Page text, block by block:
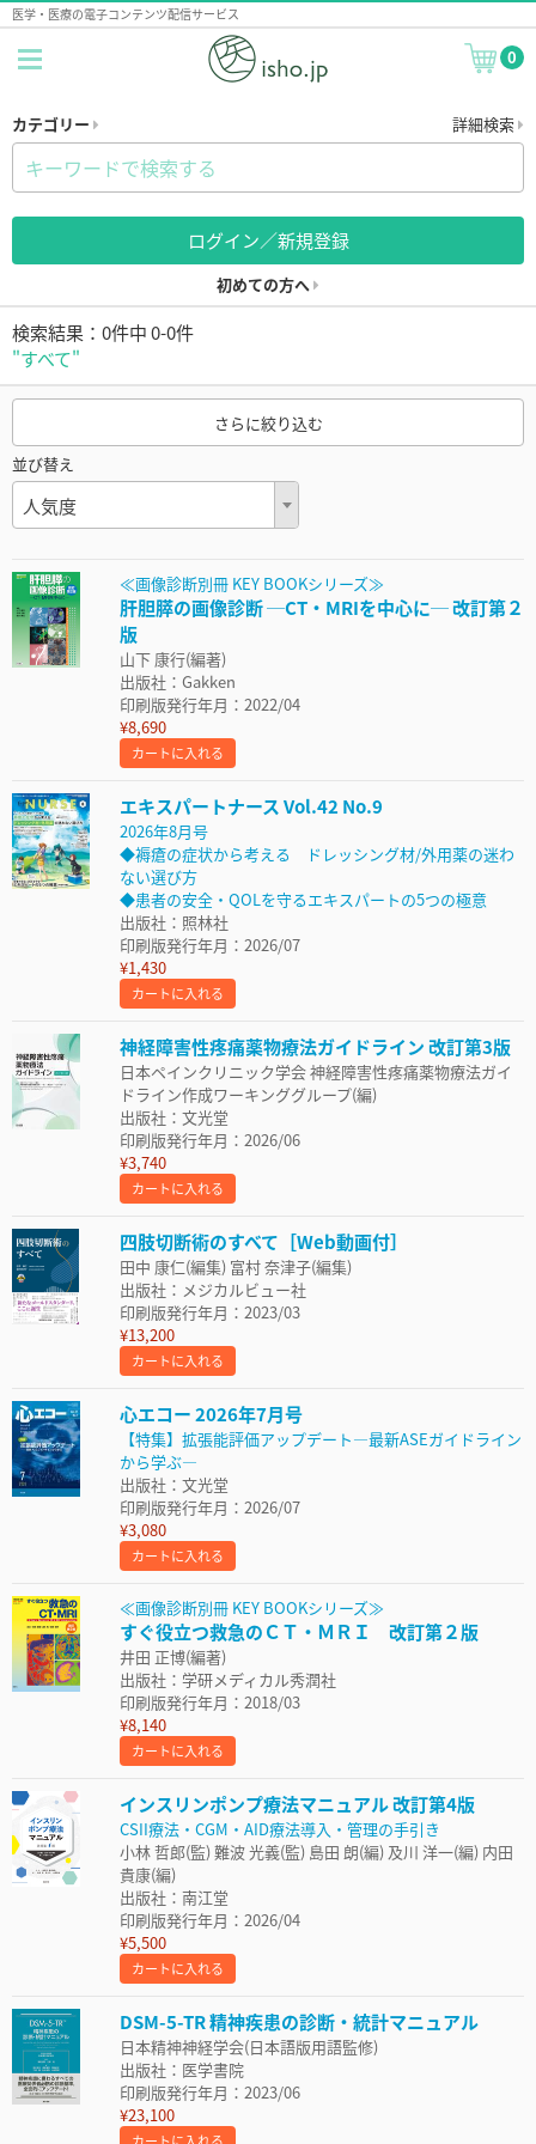
医学・医療の電子コンテンツ配信サービス
0
カテゴリー 詳細検索
ログイン／新規登録
初めての方へ
検索結果：0件中 0-0件
"すべて"
さらに絞り込む
並び替え
人気度
≪画像診断別冊 KEY BOOKシリーズ≫
肝胆膵の画像診断 ─CT・MRIを中心に─ 改訂第２
版
山下 康行(編著)
出版社：Gakken
印刷版発行年月：2022/04
¥8,690
カートに入れる
エキスパートナース Vol.42 No.9
2026年8月号
◆褥瘡の症状から考える ドレッシング材/外用薬の迷わ
ない選び方
◆患者の安全・QOLを守るエキスパートの5つの極意
出版社：照林社
印刷版発行年月：2026/07
¥1,430
カートに入れる
神経障害性疼痛薬物療法ガイドライン 改訂第3版
日本ペインクリニック学会 神経障害性疼痛薬物療法ガイ
ドライン作成ワーキンググループ(編)
出版社：文光堂
印刷版発行年月：2026/06
¥3,740
カートに入れる
四肢切断術のすべて［Web動画付］
田中 康仁(編集) 富村 奈津子(編集)
出版社：メジカルビュー社
印刷版発行年月：2023/03
¥13,200
カートに入れる
心エコー 2026年7月号
【特集】拡張能評価アップデート―最新ASEガイドライン
から学ぶ―
出版社：文光堂
印刷版発行年月：2026/07
¥3,080
カートに入れる
≪画像診断別冊 KEY BOOKシリーズ≫
すぐ役立つ救急のＣＴ・ＭＲＩ 改訂第２版
井田 正博(編著)
出版社：学研メディカル秀潤社
印刷版発行年月：2018/03
¥8,140
カートに入れる
インスリンポンプ療法マニュアル 改訂第4版
CSII療法・CGM・AID療法導入・管理の手引き
小林 哲郎(監) 難波 光義(監) 島田 朗(編) 及川 洋一(編) 内田
貴康(編)
出版社：南江堂
印刷版発行年月：2026/04
¥5,500
カートに入れる
DSM-5-TR 精神疾患の診断・統計マニュアル
日本精神神経学会(日本語版用語監修)
出版社：医学書院
印刷版発行年月：2023/06
¥23,100